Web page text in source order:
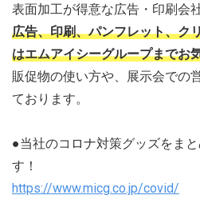
表面加工が得意な広告・印刷会
広告、印刷、パンフレット、ク
はエムアイシーグループまでお
販促物の使い方や、展示会での
ております。
●当社のコロナ対策グッズをま
す！
https://www.micg.co.jp/covid/